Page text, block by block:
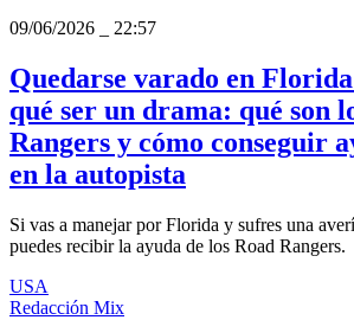
09/06/2026
22:57
Quedarse varado en
qué ser un drama: qué son
Rangers y cómo conseguir
en la autopista
Si vas a manejar por Florida y sufres una
puedes recibir la ayuda de los Road Rangers.
USA
Redacción Mix